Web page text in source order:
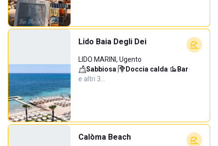
Lido Baia Degli Dei
LIDO MARINI, Ugento
Sabbiosa· Doccia calda· Bar·
e altri 3…
Calòma Beach